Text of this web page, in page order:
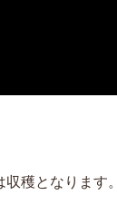
穫となります。